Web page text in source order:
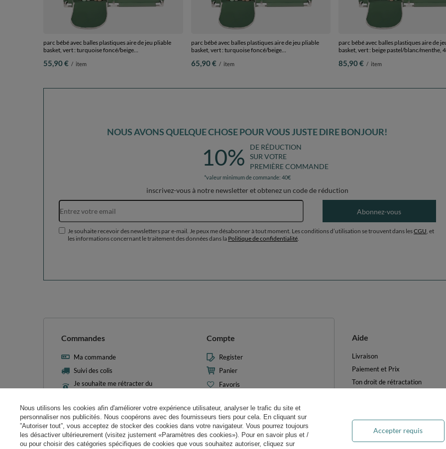
parc bébé avec balles plastiques aire de jeu pliable
basket, vert : turquoise foncé/beige
55,90 € / item
parc bébé avec balles plastiques aire de jeu pliable
basket, vert : turquoise foncé/beige
65,90 € / item
parc bébé avec balles plastiques aire de
basket, vert : beige pastel/blanc/menthe,
85,90 € / item
NOUS AVONS QUELQUE CHOSE POUR VOUS JUSTE DIRE BONJOUR!
10%
DE RÉDUCTION
SUR VOTRE
PREMIÈRE COMMANDE
*valeur minimum de commande: 40€
inscrivez-vous à notre newsletter et obtenez un code de réduction
Adresse e-mail
Abonnez-vous
Je souhaite recevoir des newsletters par e-mail. Je peux me désabonner à tout moment. Les conditions d’utilisation se trouvent dans lesCGU , et
les informations concernant le traitement des données dans la Politique de confidentialité
Commandes
Ma commande
Suivi des colis
Je souhaite me rétracter du
contrat
Contact
Compte
Register
Panier
Favoris
Mes transactions
Newsletter
Paramètres des cookies
Aide
Livraison
Paiement et Prix
Ton droit de rétractation
FAQ
Traitement des DEEE
Nous utilisons les cookies afin d'améliorer votre expérience utilisateur, analyser le trafic du site et
personnaliser nos publicités. Nous coopérons avec des fournisseurs tiers pour cela. En cliquant sur
”Autoriser tout”, vous acceptez de stocker des cookies dans votre navigateur. Vous pourrez toujours
les désactiver ultérieurement (visitez justement «Paramètres des cookies»). Pour en savoir plus et /
ou pour choisir des catégories spécifiques de cookies que vous souhaitez autoriser, cliquez sur
Accepter requis